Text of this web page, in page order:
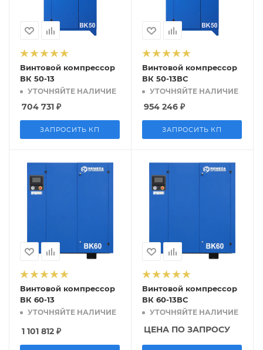
Винтовой компрессор
ВК 50-13
УТОЧНЯЙТЕ НАЛИЧИЕ
704 731 ₽
ЗАПРОСИТЬ КП
Винтовой компрессор
ВК 50-13ВС
УТОЧНЯЙТЕ НАЛИЧИЕ
954 246 ₽
ЗАПРОСИТЬ КП
Винтовой компрессор
ВК 60-13
УТОЧНЯЙТЕ НАЛИЧИЕ
1 101 812 ₽
Винтовой компрессор
ВК 60-13ВС
УТОЧНЯЙТЕ НАЛИЧИЕ
ЦЕНА ПО ЗАПРОСУ